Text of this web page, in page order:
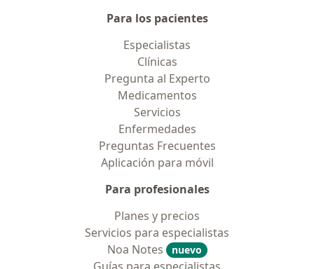
Para los pacientes
Especialistas
Clínicas
Pregunta al Experto
Medicamentos
Servicios
Enfermedades
Preguntas Frecuentes
Aplicación para móvil
Para profesionales
Planes y precios
Servicios para especialistas
Noa Notes
nuevo